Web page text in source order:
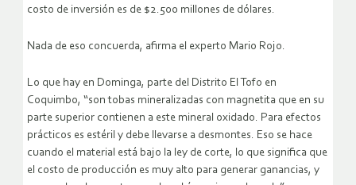
costo de inversión es de $2.500 millones de dólares.
Nada de eso concuerda, afirma el experto Mario Rojo.
Lo que hay en Dominga, parte del Distrito El Tofo en
Coquimbo, “son tobas mineralizadas con magnetita que en su
parte superior contienen a este mineral oxidado. Para efectos
prácticos es estéril y debe llevarse a desmontes. Eso se hace
cuando el material está bajo la ley de corte, lo que significa que
el costo de producción es muy alto para generar ganancias, y